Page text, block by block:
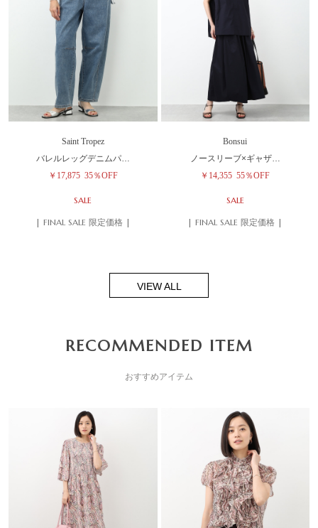
Saint Tropez
バレルレッグデニムパ…
￥17,875 35％OFF
SALE
| FINAL SALE 限定価格 |
Bonsui
ノースリーブ×ギャザ…
￥14,355 55％OFF
SALE
| FINAL SALE 限定価格 |
VIEW ALL
RECOMMENDED ITEM
おすすめアイテム